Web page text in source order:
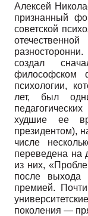
Алексей
признанный
советской
создал
философском
психологии,
лет, был
худшие ее
президентом),
числе
переведена на
из них,
после выхода
премией.
поколения —